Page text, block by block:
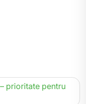
prioritate pentru